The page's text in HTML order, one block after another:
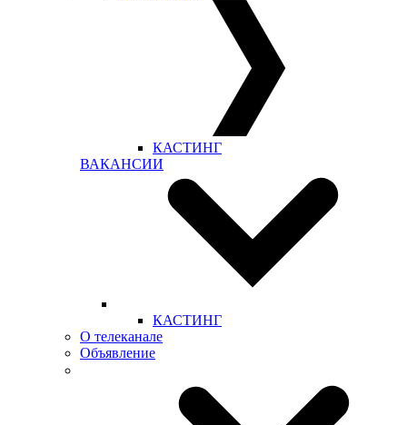
КАСТИНГ
ВАКАНСИИ
КАСТИНГ
О телеканале
Объявление